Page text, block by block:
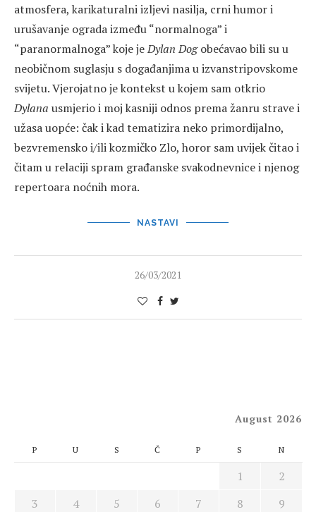
atmosfera, karikaturalni izljevi nasilja, crni humor i
urušavanje ograda između “normalnoga” i
“paranormalnoga” koje jeDylan Dogobećavao bili su u
neobičnom suglasju s događanjima u izvanstripovskome
svijetu. Vjerojatno je kontekst u kojem sam otkrio
Dylana usmjerio i moj kasniji odnos prema žanru strave i
užasa uopće: čak i kad tematizira neko primordijalno,
bezvremensko i/ili kozmičko Zlo, horor sam uvijek čitao i
čitam u relaciji spram građanske svakodnevnice i njenog
repertoara noćnih mora.
NASTAVI
26/03/2021
August 2026
P U S Č P S N
1
2
3
4 5 6 7 8
9